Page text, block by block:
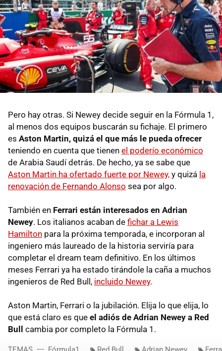
Pero hay otras. Si Newey decide seguir en la Fórmula 1,
al menos dos equipos buscarán su fichaje. El primero
es Aston Martin, quizá el que más le pueda ofrecer
teniendo en cuenta que tienen el poderío económico
de Arabia Saudí detrás. De hecho, ya se sabe que
Aston Martin ha ofertado fuerte por Newey, y quizá la
renovación de Fernando Alonso sea por algo.
También en Ferrari están interesados en Adrian
Newey. Los italianos acaban de fichar a Lewis
Hamilton para la próxima temporada, e incorporan al
ingeniero más laureado de la historia serviría para
completar el dream team definitivo. En los últimos
meses Ferrari ya ha estado tirándole la caña a muchos
ingenieros de Red Bull, incluido Newey.
Aston Martin, Ferrari o la jubilación. Elija lo que elija, lo
que está claro es que el adiós de Adrian Newey a Red
Bull
cambia por completo la Fórmula 1.